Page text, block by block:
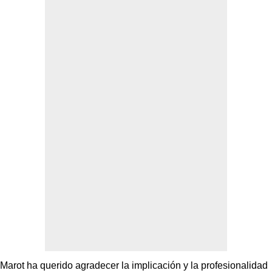
Marot ha querido agradecer la implicación y la profesionalidad